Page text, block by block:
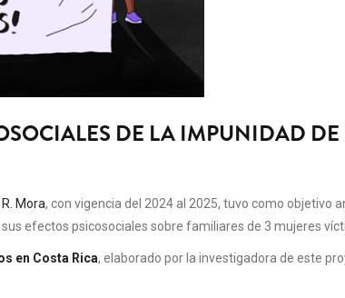
DE LA IMPUNIDAD
Mora, con vigencia del 2024 al 2025, tuvo como objetivo
efectos psicosociales sobre familiares de 3 mujeres
en Costa Rica, elaborado por la investigadora de este